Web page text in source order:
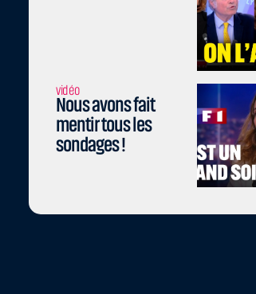
vidéo
Nous avons fait
mentir tous les
sondages !